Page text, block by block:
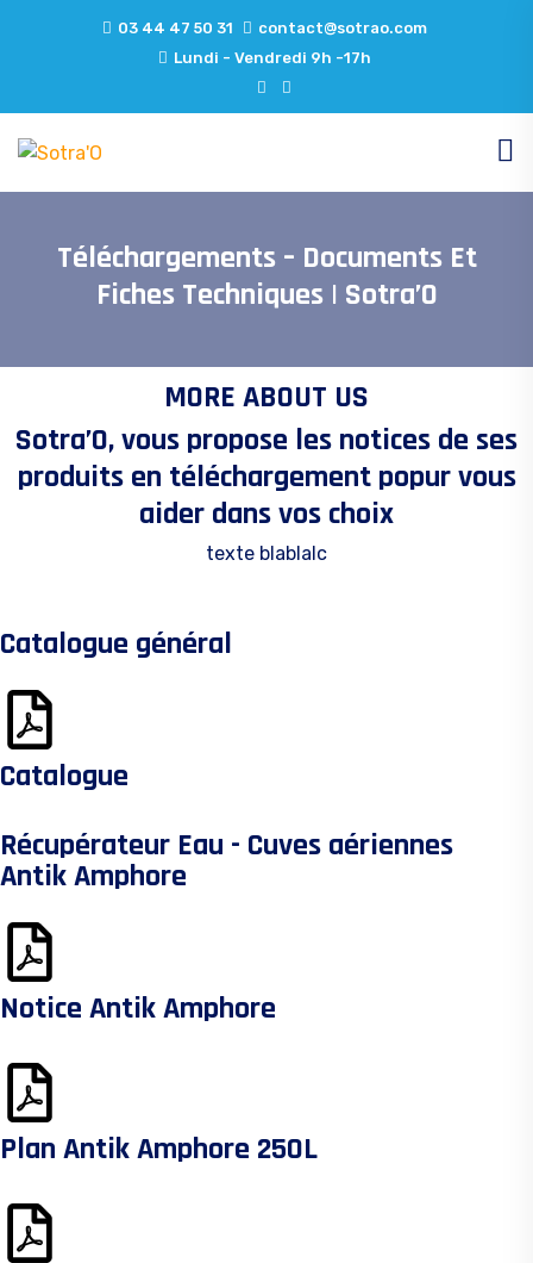
03 44 47 50 31
contact@sotrao.com
Lundi - Vendredi 9h -17h
Téléchargements – Documents Et
Fiches Techniques | Sotra’O
MORE ABOUT US
Sotra’O, vous propose les notices de ses
produits en téléchargement popur vous
aider dans vos choix
texte blablalc
Catalogue général
Catalogue
Récupérateur Eau - Cuves aériennes
Antik Amphore
Notice Antik Amphore
Plan Antik Amphore 250L